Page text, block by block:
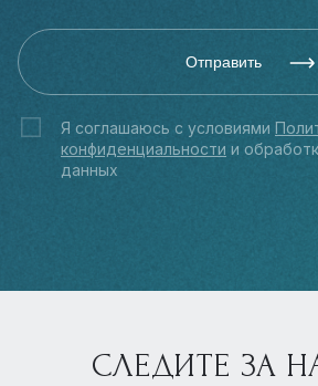
Отправить
Я соглашаюсь с условиями
конфиденциальности и
данных
СЛЕДИТЕ ЗА